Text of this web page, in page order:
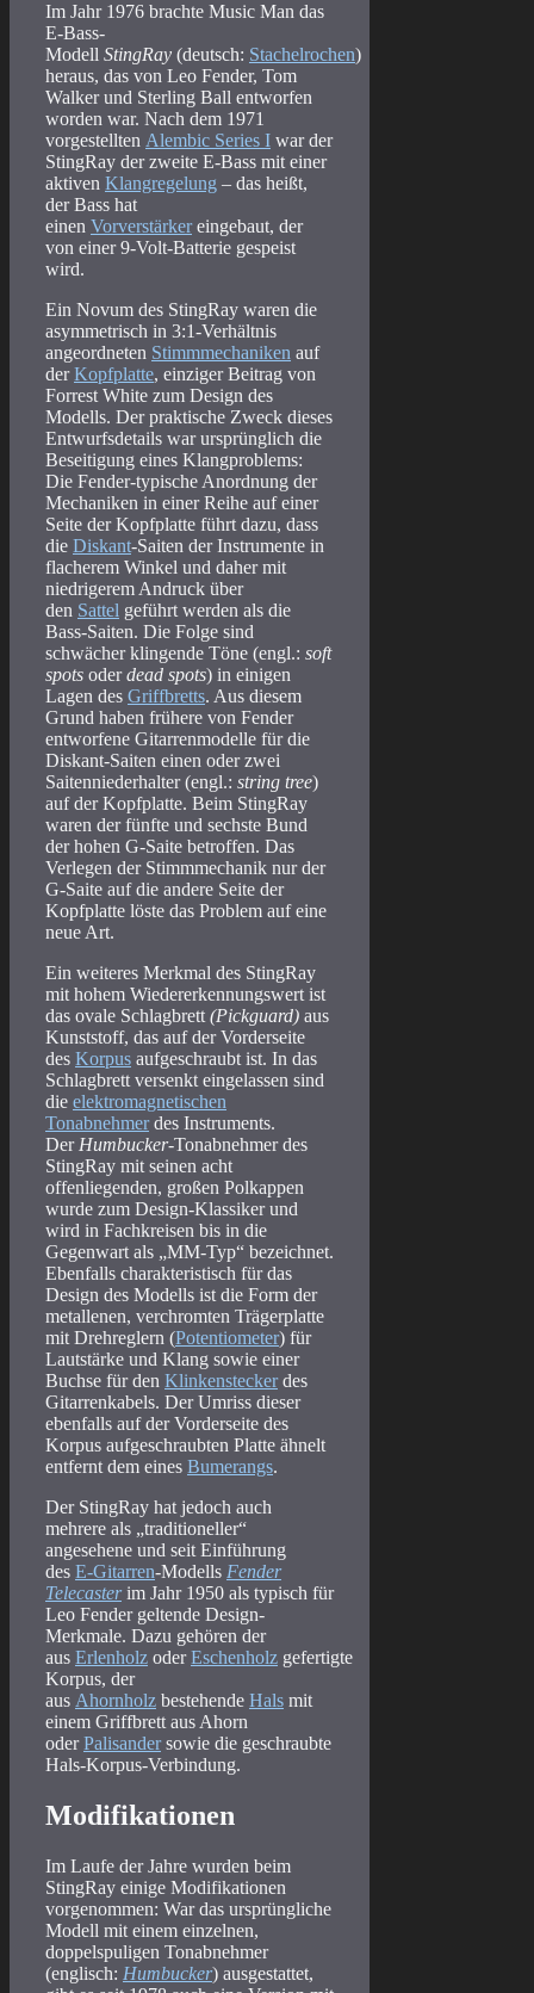
Im Jahr 1976 brachte Music Man das
E-Bass-
Modell StingRay (deutsch: Stachelrochen)
heraus, das von Leo Fender, Tom
Walker und Sterling Ball entworfen
worden war. Nach dem 1971
vorgestellten Alembic Series I war der
StingRay der zweite E-Bass mit einer
aktiven Klangregelung – das heißt,
der Bass hat
einen Vorverstärkereingebaut, der
von einer 9-Volt-Batterie gespeist
wird.
Ein Novum des StingRay waren die
asymmetrisch in 3:1-Verhältnis
angeordneten Stimmmechaniken auf
derKopfplatte, einziger Beitrag von
Forrest White zum Design des
Modells. Der praktische Zweck dieses
Entwurfsdetails war ursprünglich die
Beseitigung eines Klangproblems:
Die Fender-typische Anordnung der
Mechaniken in einer Reihe auf einer
Seite der Kopfplatte führt dazu, dass
die Diskant-Saiten der Instrumente in
flacherem Winkel und daher mit
niedrigerem Andruck über
den Sattel geführt werden als die
Bass-Saiten. Die Folge sind
schwächer klingende Töne (engl.: soft
spots oderdead spots) in einigen
Lagen des Griffbretts. Aus diesem
Grund haben frühere von Fender
entworfene Gitarrenmodelle für die
Diskant-Saiten einen oder zwei
Saitenniederhalter (engl.: string tree)
auf der Kopfplatte. Beim StingRay
waren der fünfte und sechste Bund
der hohen G-Saite betroffen. Das
Verlegen der Stimmmechanik nur der
G-Saite auf die andere Seite der
Kopfplatte löste das Problem auf eine
neue Art.
Ein weiteres Merkmal des StingRay
mit hohem Wiedererkennungswert ist
das ovale Schlagbrett(Pickguard) aus
Kunststoff, das auf der Vorderseite
des Korpus aufgeschraubt ist. In das
Schlagbrett versenkt eingelassen sind
die elektromagnetischen
Tonabnehmerdes Instruments.
DerHumbucker-Tonabnehmer des
StingRay mit seinen acht
offenliegenden, großen Polkappen
wurde zum Design-Klassiker und
wird in Fachkreisen bis in die
Gegenwart als „MM-Typ“ bezeichnet.
Ebenfalls charakteristisch für das
Design des Modells ist die Form der
metallenen, verchromten Trägerplatte
mit Drehreglern (Potentiometer) für
Lautstärke und Klang sowie einer
Buchse für den Klinkensteckerdes
Gitarrenkabels. Der Umriss dieser
ebenfalls auf der Vorderseite des
Korpus aufgeschraubten Platte ähnelt
entfernt dem eines Bumerangs.
Der StingRay hat jedoch auch
mehrere als „traditioneller“
angesehene und seit Einführung
des E-Gitarren-Modells Fender
Telecasterim Jahr 1950 als typisch für
Leo Fender geltende Design-
Merkmale. Dazu gehören der
aus Erlenholz oderEschenholz gefertigte
Korpus, der
aus Ahornholz bestehende Hals mit
einem Griffbrett aus Ahorn
oderPalisandersowie die geschraubte
Hals-Korpus-Verbindung.
Modifikationen
Im Laufe der Jahre wurden beim
StingRay einige Modifikationen
vorgenommen: War das ursprüngliche
Modell mit einem einzelnen,
doppelspuligen Tonabnehmer
(englisch: Humbucker) ausgestattet,